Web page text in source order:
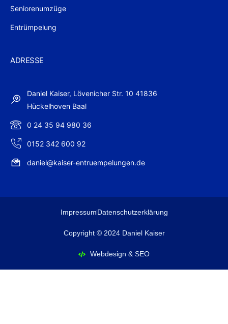
Seniorenumzüge
Entrümpelung
ADRESSE
Daniel Kaiser, Lövenicher Str. 10 41836
Hückelhoven Baal
0 24 35 94 980 36
0152 342 600 92
daniel@kaiser-entruempelungen.de
ImpressumDatenschutzerklärung
Copyright © 2024 Daniel Kaiser
Webdesign & SEO